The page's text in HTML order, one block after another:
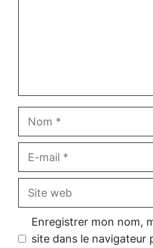
Site
Enregistrer mon nom,
site dans le navigateur